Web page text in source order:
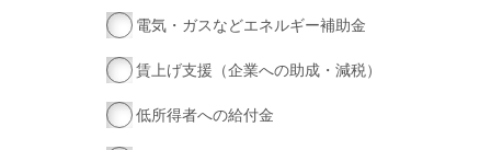
電気・ガスなどエネルギー補助金
賃上げ支援（企業への助成・減税）
低所得者への給付金